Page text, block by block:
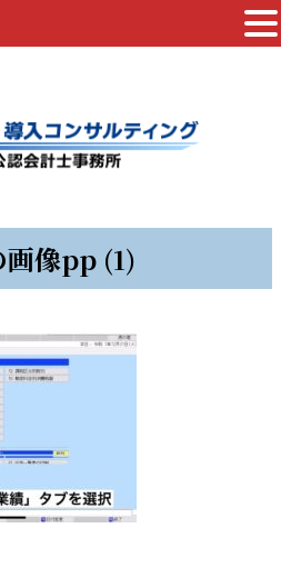
画像pp (1)